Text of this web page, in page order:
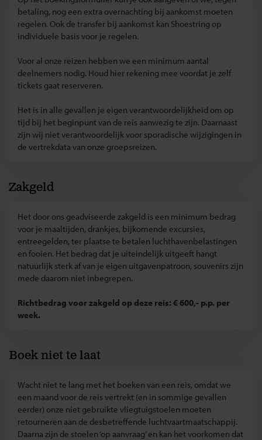
betaling, nog een extra overnachting bij aankomst moeten
regelen. Ook de transfer bij aankomst kan Shoestring op
individuele basis voor je regelen.
Voor al onze reizen hebben we een minimum aantal
deelnemers nodig. Houd hier rekening mee voordat je zelf
tickets gaat reserveren.
Het is in alle gevallen je eigen verantwoordelijkheid om op
tijd bij het beginpunt van de reis aanwezig te zijn. Daarnaast
zijn wij niet verantwoordelijk voor sporadische wijzigingen in
de vertrekdata van onze groepsreizen.
Zakgeld
Het door ons geadviseerde zakgeld is een minimum bedrag
voor je maaltijden, drankjes, bijkomende excursies,
entreegelden, ter plaatse te betalen luchthavenbelastingen
en fooien. Het bedrag dat je uiteindelijk uitgeeft hangt
natuurlijk sterk af van je eigen uitgavenpatroon, souvenirs zijn
mede daarom niet inbegrepen.
Richtbedrag voor zakgeld op deze reis: € 600,- p.p. per
week.
Boek niet te laat
Wacht niet te lang met het boeken van een reis, omdat we
een maand voor de reis vertrekt (en in sommige gevallen
eerder) onze niet gebruikte vliegtuigstoelen moeten
retourneren aan de desbetreffende luchtvaartmaatschappij.
Daarna zijn de stoelen ‘op aanvraag’ en kan het voorkomen dat